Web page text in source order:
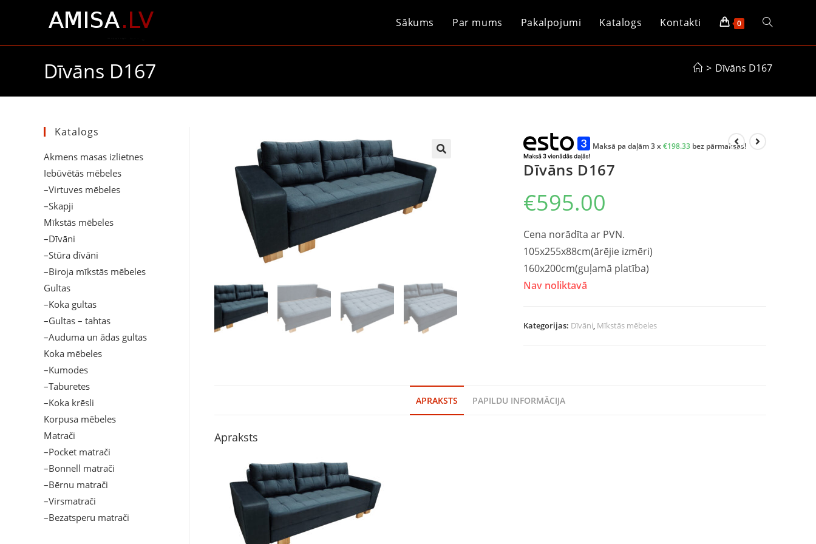
Sākums Par mums Pakalpojumi Katalogs Kontakti 0
Dīvāns D167 > Dīvāns D167
Maksā pa daļām 3 x€198.33 bez pārmaksas!
Dīvāns D167
€595.00
Cena norādīta ar PVN.
105x255x88cm(ārējie izmēri)
160x200cm(guļamā platība)
Nav noliktavā
Kategorijas: Dīvāni, Mīkstās mēbeles
APRAKSTS PAPILDU INFORMĀCIJA
Apraksts
Katalogs
Akmens masas izlietnes
Iebūvētās mēbeles
–Virtuves mēbeles
–Skapji
Mīkstās mēbeles
–Dīvāni
–Stūra dīvāni
–Biroja mīkstās mēbeles
Gultas
–Koka gultas
–Gultas – tahtas
–Auduma un ādas gultas
Koka mēbeles
–Kumodes
–Taburetes
–Koka krēsli
Korpusa mēbeles
Matrači
–Pocket matrači
–Bonnell matrači
–Bērnu matrači
–Virsmatrači
–Bezatsperu matrači